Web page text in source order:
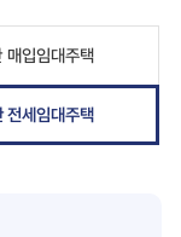
매입임대주택
전세임대주택